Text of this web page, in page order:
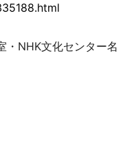
・NHK文化センター名